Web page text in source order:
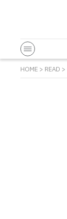
HOME > READ >